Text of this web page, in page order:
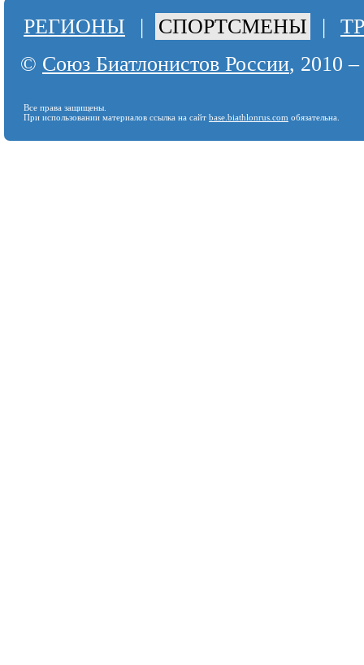
РЕГИОНЫ | СПОРТСМЕНЫ |
© Союз Биатлонистов России, 2010
Все права защищены.
При использовании материалов ссылка на сайт base.biathlonrus.com обязательна.